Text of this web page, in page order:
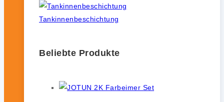
Tankinnenbeschichtung
Beliebte Produkte